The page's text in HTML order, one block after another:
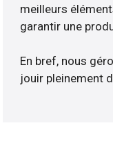
meilleurs
garantir une
En bref, nous
jouir pleinement